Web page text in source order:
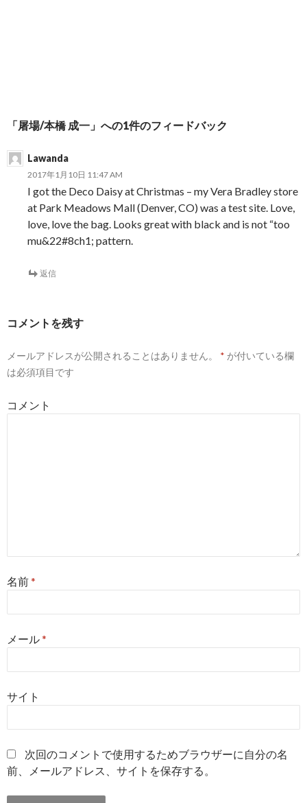
「屠場/本橋 成一」への1件のフィードバック
Lawanda
2017年1月10日 11:47 AM
I got the Deco Daisy at Christmas – my Vera Bradley store
at Park Meadows Mall (Denver, CO) was a test site. Love,
love, love the bag. Looks great with black and is not “too
mu&22#8ch1; pattern.
返信
コメントを残す
メールアドレスが公開されることはありません。 * が付いている欄
は必須項目です
コメント
名前*
メール*
サイト
次回のコメントで使用するためブラウザーに自分の名
前、メールアドレス、サイトを保存する。